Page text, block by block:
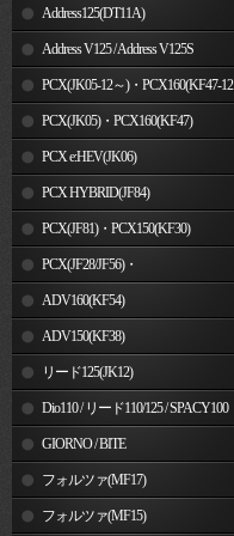
Address125(DT11A)
Address V125 / Address V125S
PCX(JK05-12～)・PCX160(KF47-12
～) PCX(JK05)・PCX160(KF47)
PCX e:HEV(JK06)
PCX HYBRID(JF84)
PCX(JF81)・PCX150(KF30)
PCX(JF28/JF56)・
PCX150(KF12/KF18)
ADV160(KF54)
ADV150(KF38)
リード125(JK12)
Dio110 / リード110/125 / SPACY100
GIORNO / BITE
フォルツァ(MF17)
フォルツァ(MF15)